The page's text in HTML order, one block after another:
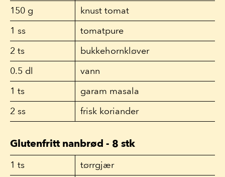
150 g
knust tomat
1 ss
tomatpure
2 ts
bukkehornkløver
0.5 dl
vann
1 ts
garam masala
2 ss frisk koriander
Glutenfritt nanbrød - 8 stk
1 ts
tørrgjær